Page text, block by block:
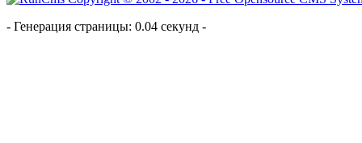
- Генерация страницы: 0.04 секунд -